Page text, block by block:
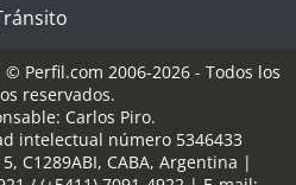
© Perfil.com 2006-2026 - Todos los
reservados.
Carlos Piro.
intelectual número 5346433
, C1289ABI, CABA, Argentina |